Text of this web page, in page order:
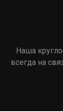
Наша
всегда на